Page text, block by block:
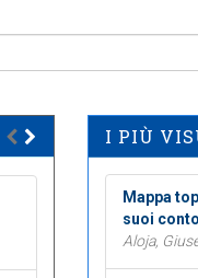
I PIÙ
Mappa
suoi
Aloja,